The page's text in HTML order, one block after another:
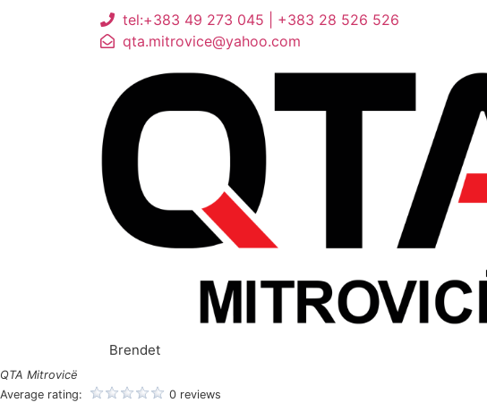
tel:+383 49 273 045 | +383 28 526 526
qta.mitrovice@yahoo.com
Brendet
QTA Mitrovicë
Average rating:
0 reviews